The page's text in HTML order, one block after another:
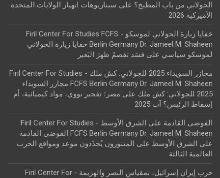
الجولاني من باب المطبخ؟ على سيناريوهات انهيار الولايات المتحدة
الأميركية 2026
خفايا زيارة الجولاني لموسكو - Firil Center For Studies FCFS
Berlin Germany Dr. Jameel M. Shaheen خفايا زيارة الجولاني
لموسكو سياسي على قسَد تقصمُ ظهرَ البَعير
مجازر السويداء 2025 للجولاني: كش ملك - Firil Center For Studies
FCFS Berlin Germany Dr. Jameel M. Shaheen مجازر السويداء
2025 للجولاني: كش ملك
على مصر؛ تفجير نووي، مواد كيميائية، أم
إسقاط الرئيس؟ آب 2025
الفوضى القادمة على الشرق الأوسط - Firil Center For Studies
FCFS Berlin Germany Dr. Jameel M. Shaheen الفوضى القادمة
على الشرق الأوسط على المتنورون يُحدّدون موعد ومواقع الحرب
العالمية الثالثة
حرب إيران إسرائيل، بمقياس النصر والهزيمة - Firil Center For